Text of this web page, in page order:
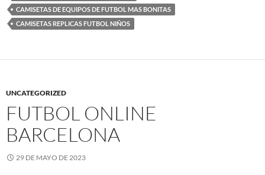
CAMISETAS DE EQUIPOS DE FUTBOL MAS BONITAS
CAMISETAS REPLICAS FUTBOL NIÑOS
UNCATEGORIZED
FUTBOL ONLINE
BARCELONA
29 DE MAYO DE 2023